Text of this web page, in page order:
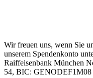
Wir freuen uns, wenn Sie
unserem Spendenkonto
Raiffeisenbank München
54, BIC: GENODEF1M08